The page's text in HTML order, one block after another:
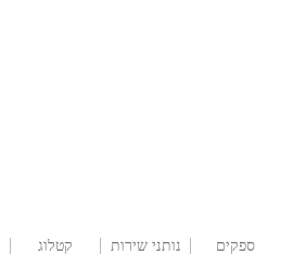
ספקים נותני שירות קטלוג